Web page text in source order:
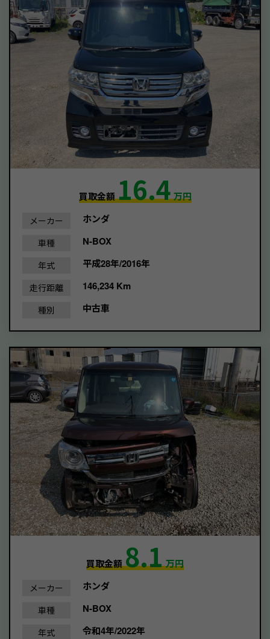
買取金額16.4万円
メーカー ホンダ
車種 N-BOX
年式 平成28年/2016年
走行距離 146,234 Km
種別 中古車
買取金額8.1万円
メーカー ホンダ
車種 N-BOX
年式 令和4年/2022年